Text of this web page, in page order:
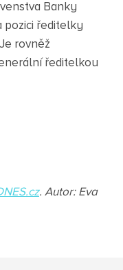
Banky
pozici ředitelky
rovněž
ředitelkou
. Autor: Eva